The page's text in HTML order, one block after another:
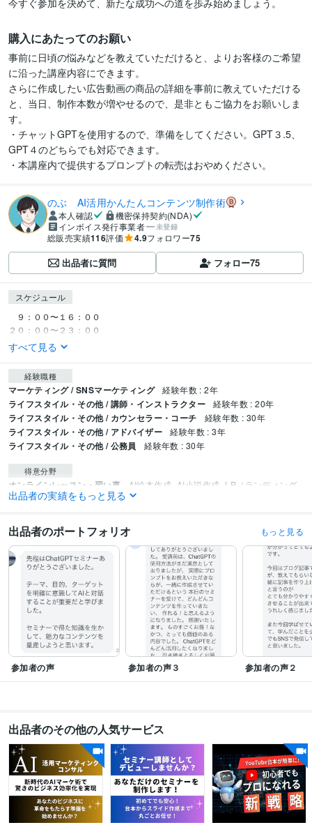
今すぐ参加を決めて、新たな成功への道を歩み始めましょう。
購入にあたってのお願い
事前に日頃の悩みなどを教えていただけると、よりお客様のご希望
に沿った講座内容にできます。
さらに作成したい広告動画の商品の詳細を事前に教えていただける
と、当日、制作本数が増やせるので、是非ともご協力をお願いしま
す。
・チャットGPTを使用するので、準備をしてください。GPT３.5、
GPT４のどちらでも対応できます。
・本講座内で提供するプロンプトの転売はおやめください。
のぶ AI活用かんたんコンテンツ制作術
本人確認
機密保持契約(NDA)
インボイス発行事業者
未登録
総販売実績116評価 4.9フォロワー75
出品者に質問 フォロー75
スケジュール
９：００〜１６：００
２０：００〜２３：００
すべて見る
経験職種
マーケティング / SNSマーケティング 経験年数 : 2年
ライフスタイル・その他 / 講師・インストラクター 経験年数 : 20年
ライフスタイル・その他 / カウンセラー・コーチ 経験年数 : 30年
ライフスタイル・その他 / アドバイザー 経験年数 : 3年
ライフスタイル・その他 / 公務員 経験年数 : 30年
得意分野
オンラインレッスン・習い事 AI絵本作成 AI小説作成 LP（ランディング
ページ）作成 プロンプト制作 画像制作
出品者の実績をもっと見る
出品者のポートフォリオ もっと見る
参加者の声 参加者の声３ 参加者の声２
出品者のその他の人気サービス